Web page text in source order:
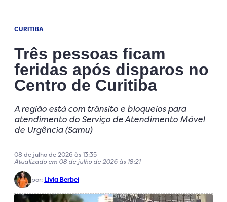
CURITIBA
Três pessoas ficam
feridas após disparos no
Centro de Curitiba
A região está com trânsito e bloqueios para
atendimento do Serviço de Atendimento Móvel
de Urgência (Samu)
08 de julho de 2026 às 13:35
Atualizado em 08 de julho de 2026 às 18:21
por: Lívia Berbel